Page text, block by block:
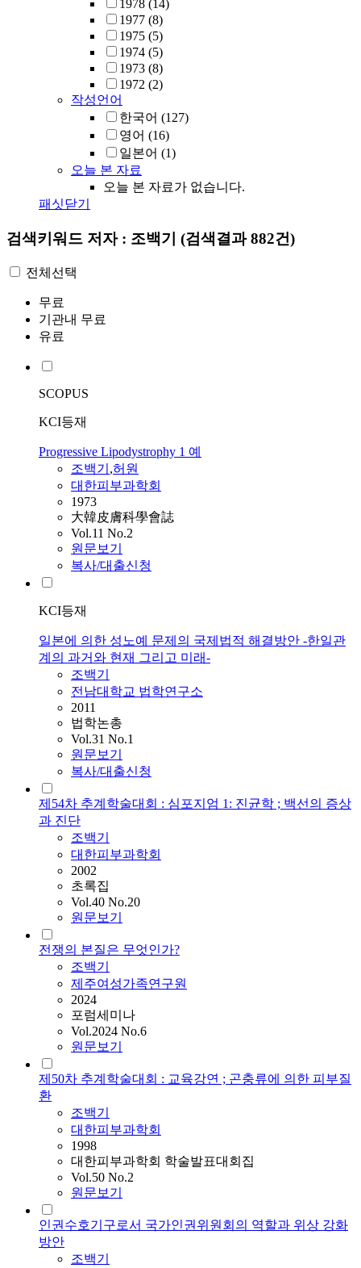
1978 (14)
1977 (8)
1975 (5)
1974 (5)
1973 (8)
1972 (2)
작성언어
한국어 (127)
영어 (16)
일본어 (1)
오늘 본 자료
오늘 본 자료가 없습니다.
패싯닫기
검색키워드 저자 : 조백기 (검색결과 882건)
전체선택
무료
기관내 무료
유료
SCOPUS
KCI등재
Progressive Lipodystrophy 1 예
조백기 ,허원
대한피부과학회
1973
大韓皮膚科學會誌
Vol.11 No.2
원문보기
복사/대출신청
KCI등재
일본에 의한 성노예 문제의 국제법적 해결방안 -한일관
계의 과거와 현재 그리고 미래-
조백기
전남대학교 법학연구소
2011
법학논총
Vol.31 No.1
원문보기
복사/대출신청
제54차 추계학술대회 : 심포지엄 1: 진균학 ; 백선의 증상
과 진단
조백기
대한피부과학회
2002
초록집
Vol.40 No.20
원문보기
전쟁의 본질은 무엇인가?
조백기
제주여성가족연구원
2024
포럼세미나
Vol.2024 No.6
원문보기
제50차 추계학술대회 : 교육강연 ; 곤충류에 의한 피부질
환
조백기
대한피부과학회
1998
대한피부과학회 학술발표대회집
Vol.50 No.2
원문보기
인권수호기구로서 국가인권위원회의 역할과 위상 강화
방안
조백기